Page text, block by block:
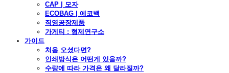
CAP | 모자
ECOBAG | 에코백
직영공장제품
가게티 : 형제연구소
가이드
처음 오셨다면?
인쇄방식은 어떤게 있을까?
수량에 따라 가격은 왜 달라질까?